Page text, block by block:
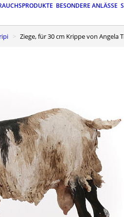
BESONDERE ANLÄSSE
Ziege, für 30 cm Krippe von Angela